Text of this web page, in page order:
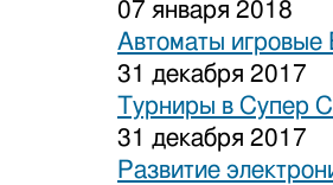
07 января 2018
Автоматы игровые
31 декабря 2017
Турниры в Супер
31 декабря 2017
Развитие